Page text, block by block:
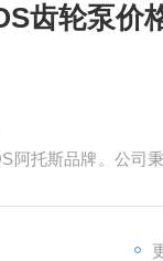
齿轮泵价
阿托斯品牌。公司
为客户节省时间，降